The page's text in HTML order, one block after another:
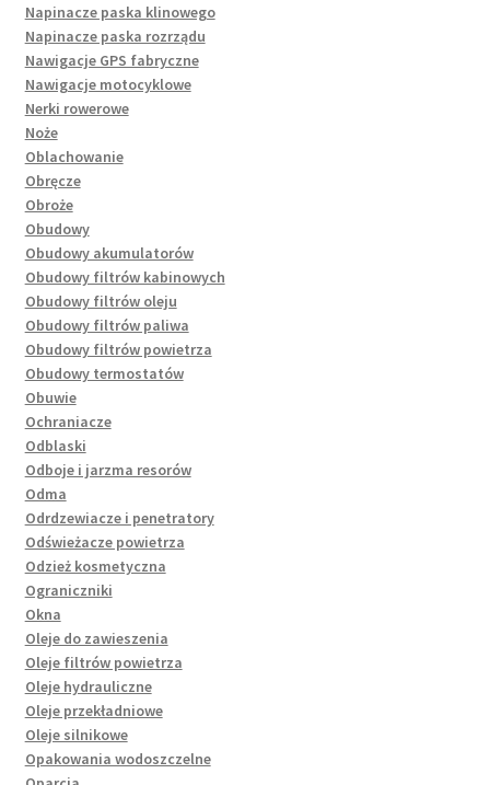
Napinacze paska klinowego
Napinacze paska rozrządu
Nawigacje GPS fabryczne
Nawigacje motocyklowe
Nerki rowerowe
Noże
Oblachowanie
Obręcze
Obroże
Obudowy
Obudowy akumulatorów
Obudowy filtrów kabinowych
Obudowy filtrów oleju
Obudowy filtrów paliwa
Obudowy filtrów powietrza
Obudowy termostatów
Obuwie
Ochraniacze
Odblaski
Odboje i jarzma resorów
Odma
Odrdzewiacze i penetratory
Odświeżacze powietrza
Odzież kosmetyczna
Ograniczniki
Okna
Oleje do zawieszenia
Oleje filtrów powietrza
Oleje hydrauliczne
Oleje przekładniowe
Oleje silnikowe
Opakowania wodoszczelne